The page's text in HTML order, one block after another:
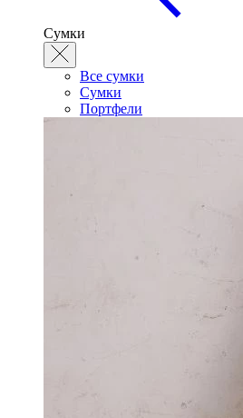
Сумки
Все сумки
Сумки
Портфели